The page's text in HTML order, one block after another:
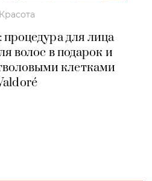
Красота
для лица
волос в подарок и
клетками